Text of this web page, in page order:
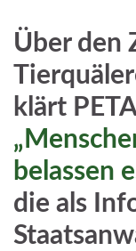
Über den
klärt
belassen
die als